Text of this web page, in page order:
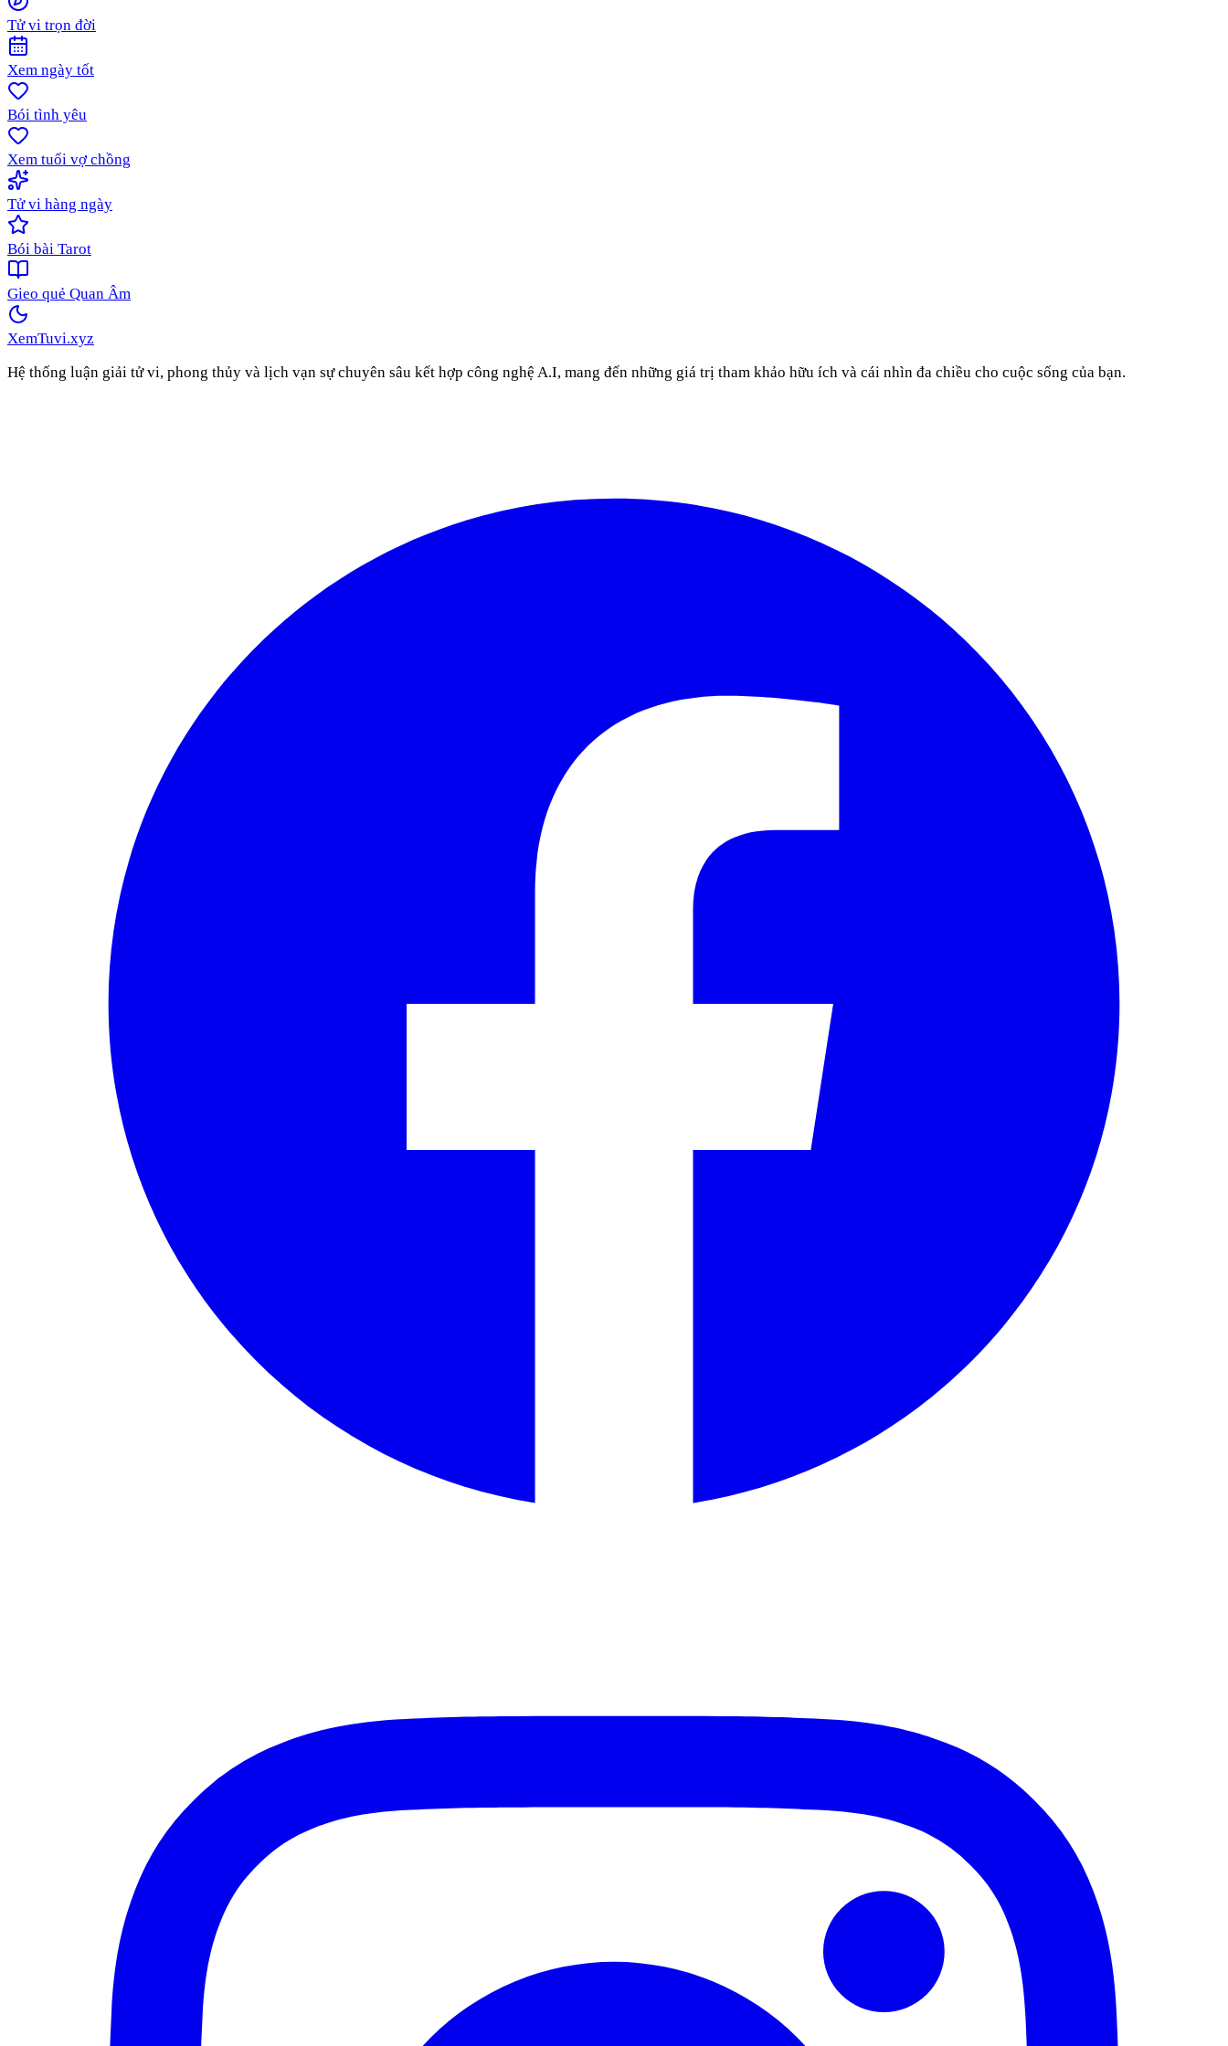
Tử vi trọn đời
Xem ngày tốt
Bói tình yêu
Xem tuổi vợ chồng
Tử vi hàng ngày
Bói bài Tarot
Gieo quẻ Quan Âm
XemTuvi.xyz
Hệ thống luận giải tử vi, phong thủy và lịch vạn sự chuyên sâu kết hợp công nghệ A.I, mang đến những giá trị tham khảo hữu ích và cái nhìn đa chiều cho cuộc sống của bạn.